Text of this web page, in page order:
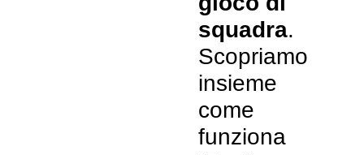
squadra.
Scopriamo
insieme
come
funziona